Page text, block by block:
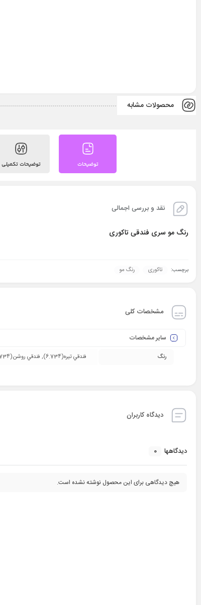
محصولات مشابه
توضیحات توضیحات تکمیلی
نقد و بررسی اجمالی
رنگ مو سری فندقی تاکوری
برچسب: تاکوری رنگ مو
مشخصات کلی
سایر مشخصات
رنگ فندقي تيره(6.734), فندقي روشن(8.734)
دیدگاه کاربران
دیدگاهها 0
هیچ دیدگاهی برای این محصول نوشته نشده است.